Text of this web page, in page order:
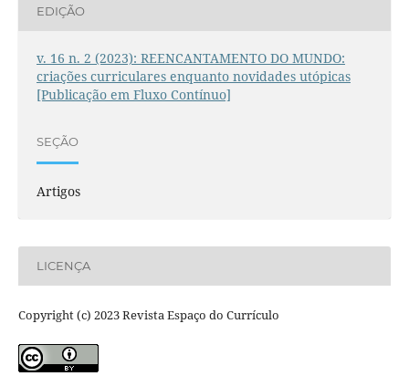
EDIÇÃO
v. 16 n. 2 (2023): REENCANTAMENTO DO MUNDO:
criações curriculares enquanto novidades utópicas
[Publicação em Fluxo Contínuo]
SEÇÃO
Artigos
LICENÇA
Copyright (c) 2023 Revista Espaço do Currículo